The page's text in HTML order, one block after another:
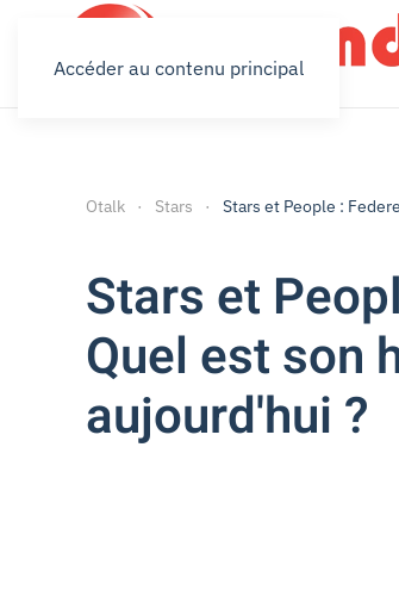
Accéder au contenu principal
Otalk Stars Stars et People :
Stars et
Quel est son
aujourd'hui ?